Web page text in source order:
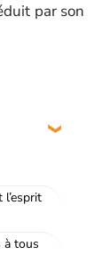
par son
à tous